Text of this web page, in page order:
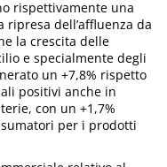
rispettivamente una
ripresa dell’affluenza da
la crescita delle
e specialmente degli
un +7,8% rispetto
positivi anche in
con un +1,7%
per i prodotti